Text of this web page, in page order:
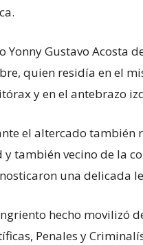
Yonny Gustavo Acosta
quien residía en el
y en el antebrazo
el altercado también
y también vecino de la
una delicada
hecho movilizó
Penales y